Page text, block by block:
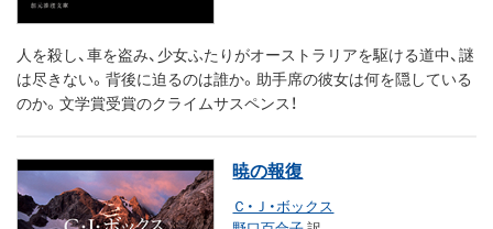
人を殺し、車を盗み、少女ふたりがオーストラリアを駆ける道中、謎
は尽きない。背後に迫るのは誰か。助手席の彼女は何を隠している
のか。文学賞受賞のクライムサスペンス！
暁の報復
Ｃ・Ｊ・ボックス